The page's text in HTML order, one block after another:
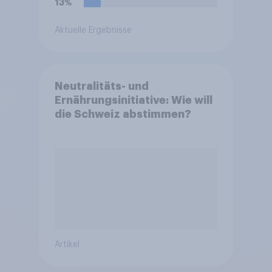
Prozent und greift ab einem
Reform oder lehnen Sie sie
ab?
13%
Aktuelle Ergebnisse
Neutralitäts- und
Ernährungsinitiative: Wie will
die Schweiz abstimmen?
Artikel